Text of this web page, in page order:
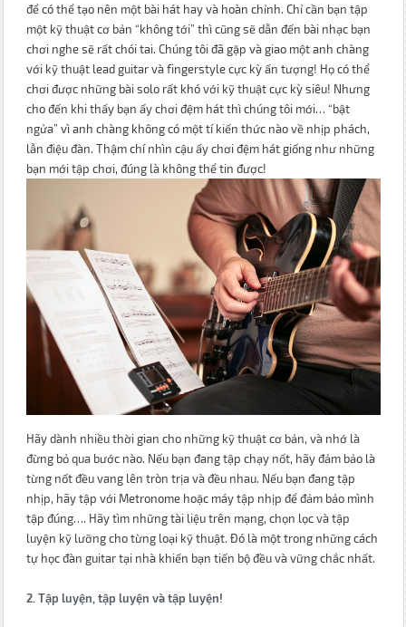
để có thể tạo nên một bài hát hay và hoàn chỉnh. Chỉ cần bạn tập
một kỹ thuật cơ bản “không tới” thì cũng sẽ dẫn đến bài nhạc bạn
chơi nghe sẽ rất chói tai. Chúng tôi đã gặp và giao một anh chàng
với kỹ thuật lead guitar và fingerstyle cực kỳ ấn tượng! Họ có thể
chơi được những bài solo rất khó với kỹ thuật cực kỳ siêu! Nhưng
cho đến khi thấy bạn ấy chơi đệm hát thì chúng tôi mới… “bật
ngửa” vì anh chàng không có một tí kiến thức nào về nhịp phách,
lẫn điệu đàn. Thậm chí nhìn cậu ấy chơi đệm hát giống như những
bạn mới tập chơi, đúng là không thể tin được!
Hãy dành nhiều thời gian cho những kỹ thuật cơ bản, và nhớ là
đừng bỏ qua bước nào. Nếu bạn đang tập chạy nốt, hãy đảm bảo là
từng nốt đều vang lên tròn trịa và đều nhau. Nếu bạn đang tập
nhịp, hãy tập với Metronome hoặc máy tập nhịp để đảm bảo mình
tập đúng…. Hãy tìm những tài liệu trên mạng, chọn lọc và tập
luyện kỹ lưỡng cho từng loại kỹ thuật. Đó là một trong những cách
tự học đàn guitar tại nhà khiến bạn tiến bộ đều và vững chắc nhất.
2. Tập luyện, tập luyện và tập luyện!